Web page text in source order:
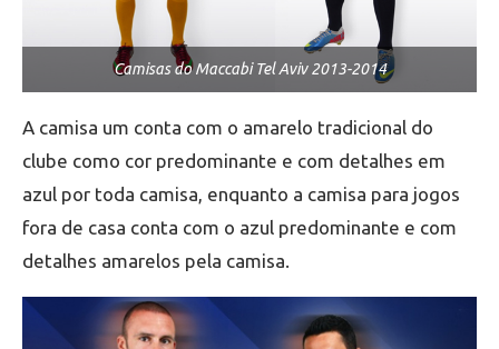
Camisas do Maccabi Tel Aviv 2013-2014
A camisa um conta com o amarelo tradicional do
clube como cor predominante e com detalhes em
azul por toda camisa, enquanto a camisa para jogos
fora de casa conta com o azul predominante e com
detalhes amarelos pela camisa.